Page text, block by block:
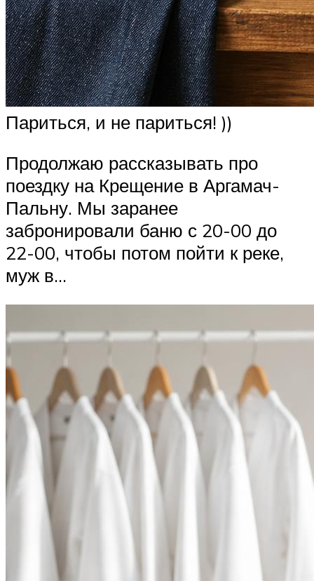
Париться, и не париться! ))
Продолжаю рассказывать про
поездку на Крещение в Аргамач-
Пальну. Мы заранее
забронировали баню с 20-00 до
22-00, чтобы потом пойти к реке,
муж в…